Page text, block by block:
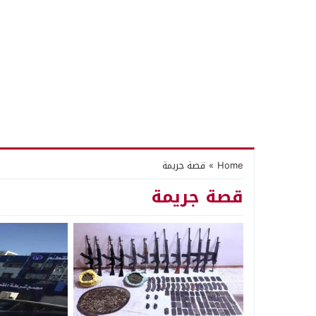
Home
» قصة جريمة
قصة جريمة